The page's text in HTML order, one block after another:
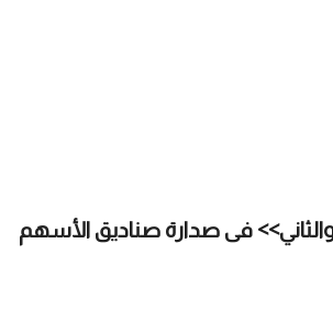
فى صدارة صناديق الأسهم